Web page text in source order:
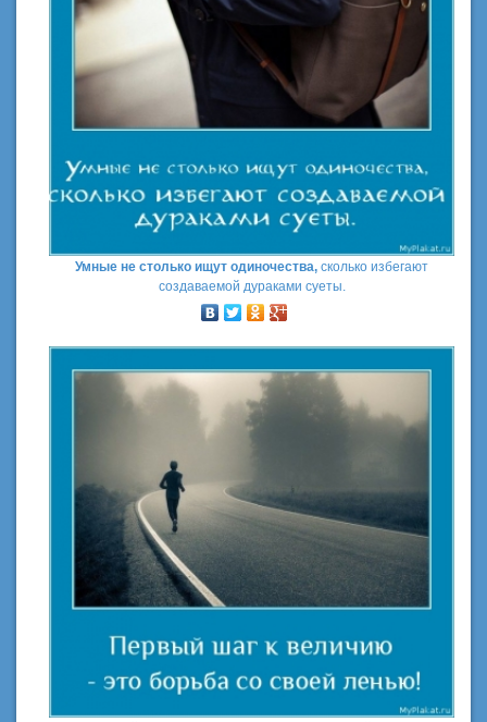
Умные не столько ищут одиночества, сколько избегают
создаваемой дураками суеты.